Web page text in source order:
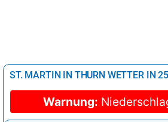
ST. MARTIN IN THURN WETTER IN
Warnung: